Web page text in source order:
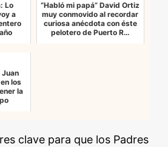
Lo
a
“Habló mi papá” David Ortiz
muy conmovido al recordar
curiosa anécdota con éste
pelotero de Puerto R…
Juan
los
la
clave para que los Padres